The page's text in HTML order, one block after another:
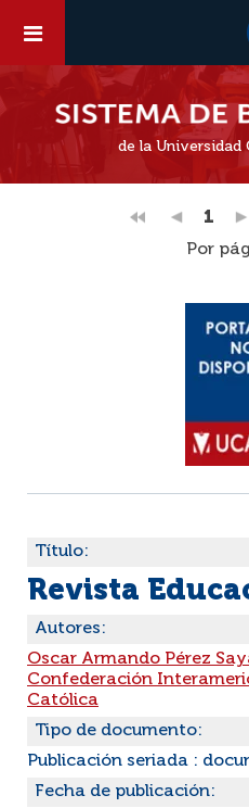
de la Universidad
1
Por
Título:
Revista
Autores:
Oscar Armando Pérez
Confederación
Católica
Tipo de documento:
Publicación seriada :
Fecha de publicación: